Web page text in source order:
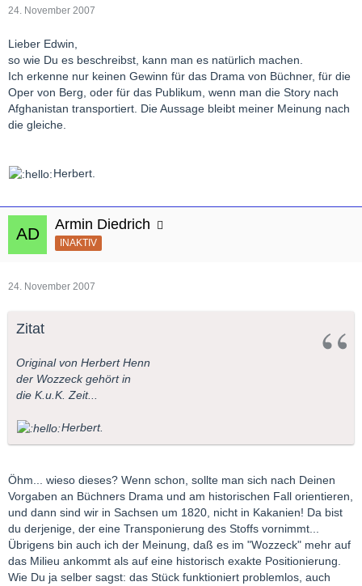
24. November 2007
Lieber Edwin,
so wie Du es beschreibst, kann man es natürlich machen.
Ich erkenne nur keinen Gewinn für das Drama von Büchner, für die
Oper von Berg, oder für das Publikum, wenn man die Story nach
Afghanistan transportiert. Die Aussage bleibt meiner Meinung nach
die gleiche.
Herbert.
Armin Diedrich
INAKTIV
24. November 2007
Zitat
Original von Herbert Henn
der Wozzeck gehört in
die K.u.K. Zeit...
Herbert.
Öhm... wieso dieses? Wenn schon, sollte man sich nach Deinen
Vorgaben an Büchners Drama und am historischen Fall orientieren,
und dann sind wir in Sachsen um 1820, nicht in Kakanien! Da bist
du derjenige, der eine Transponierung des Stoffs vornimmt...
Übrigens bin auch ich der Meinung, daß es im "Wozzeck" mehr auf
das Milieu ankommt als auf eine historisch exakte Positionierung.
Wie Du ja selber sagst: das Stück funktioniert problemlos, auch